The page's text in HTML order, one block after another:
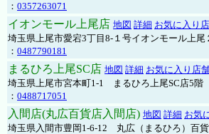
： 0357263071
イオンモール上尾店 地図 詳細 お気に入り
埼玉県上尾市愛宕3丁目8-１号イオンモール上尾
： 0487790181
まるひろ上尾SC店 地図 詳細 お気に入り店
埼玉県上尾市宮本町1-1 まるひろ上尾SC店5階
： 0488717051
入間店(丸広百貨店入間店) 地図 詳細 お気
埼玉県入間市豊岡1-6-12 丸広（まるひろ）百